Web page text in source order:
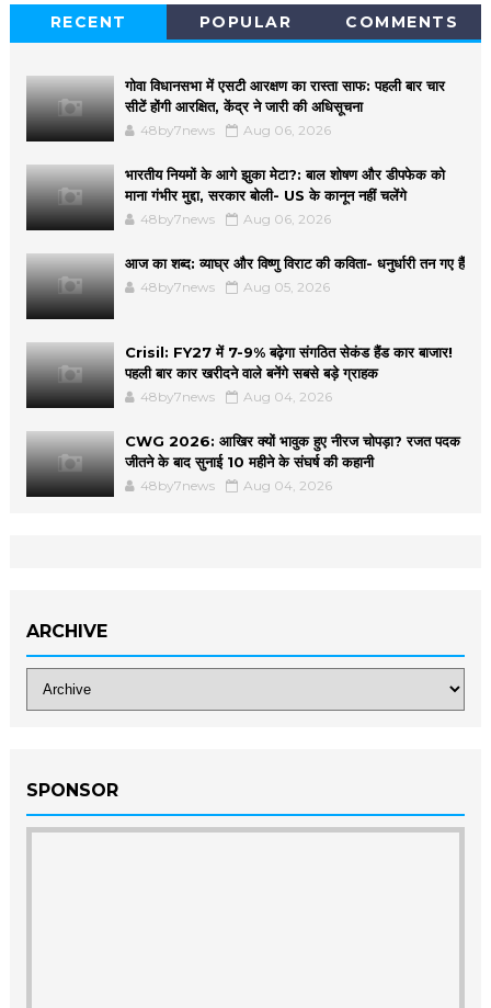
RECENT POPULAR COMMENTS
गोवा विधानसभा में एसटी आरक्षण का रास्ता साफ: पहली बार चार
सीटें होंगी आरक्षित, केंद्र ने जारी की अधिसूचना
48by7news Aug 06, 2026
भारतीय नियमों के आगे झुका मेटा?: बाल शोषण और डीपफेक को
माना गंभीर मुद्दा, सरकार बोली- US के कानून नहीं चलेंगे
48by7news Aug 06, 2026
आज का शब्द: व्याघ्र और विष्णु विराट की कविता- धनुर्धारी तन गए हैं
48by7news Aug 05, 2026
Crisil: FY27 में 7-9% बढ़ेगा संगठित सेकंड हैंड कार बाजार!
पहली बार कार खरीदने वाले बनेंगे सबसे बड़े ग्राहक
48by7news Aug 04, 2026
CWG 2026: आखिर क्यों भावुक हुए नीरज चोपड़ा? रजत पदक
जीतने के बाद सुनाई 10 महीने के संघर्ष की कहानी
48by7news Aug 04, 2026
ARCHIVE
SPONSOR